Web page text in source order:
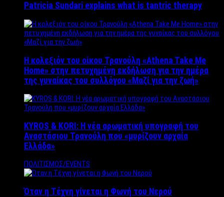
Patricia Sundari explains what is tantric therapy
Η κολεξιόν του οίκου Τρανούλη «Athena Take Me
Home» στην πετυχημένη εκδήλωση για την ημέρα
της γυναίκας του συλλόγου «Μαζί για την ζωή»
KYROS & KORI: Η νέα αρωματική υπογραφή του
Αναστάσιου Τρανούλη που «μυρίζουν αρχαία
Ελλάδα»
ΠΟΛΙΤΙΣΜΟΣ/EVENTS
Όταν η Τέχνη γίνεται η Φωνή του Νερού